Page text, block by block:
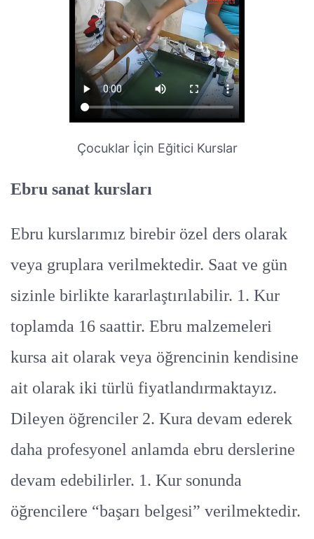
Çocuklar İçin Eğitici Kurslar
Ebru sanat kursları
Ebru kurslarımız birebir özel ders olarak
veya gruplara verilmektedir. Saat ve gün
sizinle birlikte kararlaştırılabilir. 1. Kur
toplamda 16 saattir. Ebru malzemeleri
kursa ait olarak veya öğrencinin kendisine
ait olarak iki türlü fiyatlandırmaktayız.
Dileyen öğrenciler 2. Kura devam ederek
daha profesyonel anlamda ebru derslerine
devam edebilirler. 1. Kur sonunda
öğrencilere “başarı belgesi” verilmektedir.